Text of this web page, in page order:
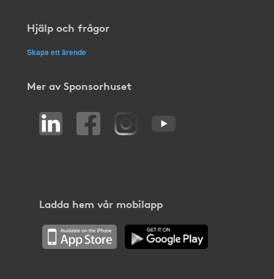
Hjälp och frågor
Skapa ett ärende
Mer av Sponsorhuset
Ladda hem vår mobilapp